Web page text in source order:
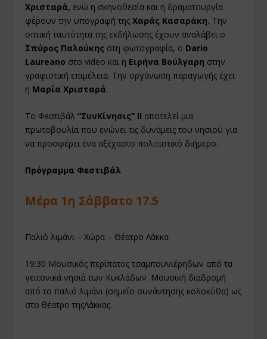
Χρισταρά, ενώ η σκηνοθεσία και η δραματουργία
φέρουν την υπογραφή τηςΧαράς Κασαράκη. Την
οπτική ταυτότητα της εκδήλωσης έχουν αναλάβει ο
Σπύρος Παλούκης στη φωτογραφία, ο Dario
Laureano στο video και η Ειρήνα Βούλγαρη στην
γραφιστική επιμέλεια. Την οργάνωση παραγωγής έχει
η Μαρία Χρισταρά.
Το Φεστιβάλ“ΣυνΚίνησις” ΙΙ αποτελεί μια
πρωτοβουλία που ενώνει τις δυνάμεις του νησιού για
να προσφέρει ένα αξέχαστο πολιτιστικό διήμερο.
Πρόγραμμα Φεστιβάλ
Μέρα 1η Σάββατο 17.5
Παλιό λιμάνι – Χώρα – Θέατρο Λάκκα
19:30 Μουσικός περίπατος τσαμπουνιέρηδων από τα
γειτονικά νησιά των Κυκλάδων .Μουσική διαδρομή
από το παλιό λιμάνι (σημείο συνάντησης κολοκύθα) ως
στο θέατρο τηςΛάκκας.